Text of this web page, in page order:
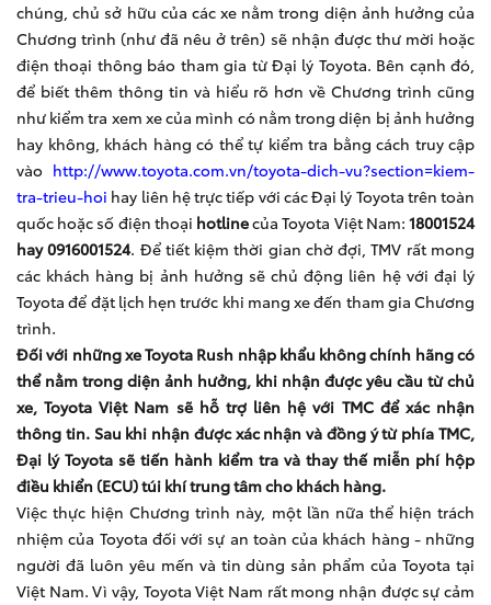
chúng, chủ sở hữu của các xe nằm trong diện ảnh hưởng của
Chương trình (như đã nêu ở trên) sẽ nhận được thư mời hoặc
điện thoại thông báo tham gia từ Đại lý Toyota. Bên cạnh đó,
để biết thêm thông tin và hiểu rõ hơn về Chương trình cũng
như kiểm tra xem xe của mình có nằm trong diện bị ảnh hưởng
hay không, khách hàng có thể tự kiểm tra bằng cách truy cập
vào http://www.toyota.com.vn/toyota-dich-vu?section=kiem-
tra-trieu-hoi hay liên hệ trực tiếp với các Đại lý Toyota trên toàn
quốc hoặc số điện thoại hotlinecủa Toyota Việt Nam: 18001524
hay 0916001524. Để tiết kiệm thời gian chờ đợi, TMV rất mong
các khách hàng bị ảnh hưởng sẽ chủ động liên hệ với đại lý
Toyota để đặt lịch hẹn trước khi mang xe đến tham gia Chương
trình.
Đối với những xe Toyota Rush nhập khẩu không chính hãng có
thể nằm trong diện ảnh hưởng, khi nhận được yêu cầu từchủ
xe, Toyota Việt Nam sẽ hỗ trợ liên hệ với TMC để xác nhận
thông tin. Sau khi nhận được xác nhận và đồng ý từ phía TMC,
Đại lý Toyota sẽ tiến hành kiểm tra và thay thế miễn phí hộp
điều khiển (ECU) túi khí trung tâmcho khách hàng.
Việc thực hiện Chương trình này, một lần nữa thể hiện trách
nhiệm của Toyota đối với sự an toàn của khách hàng - những
người đã luôn yêu mến và tin dùng sản phẩm của Toyota tại
Việt Nam. Vì vậy, Toyota Việt Nam rất mong nhận được sự cảm